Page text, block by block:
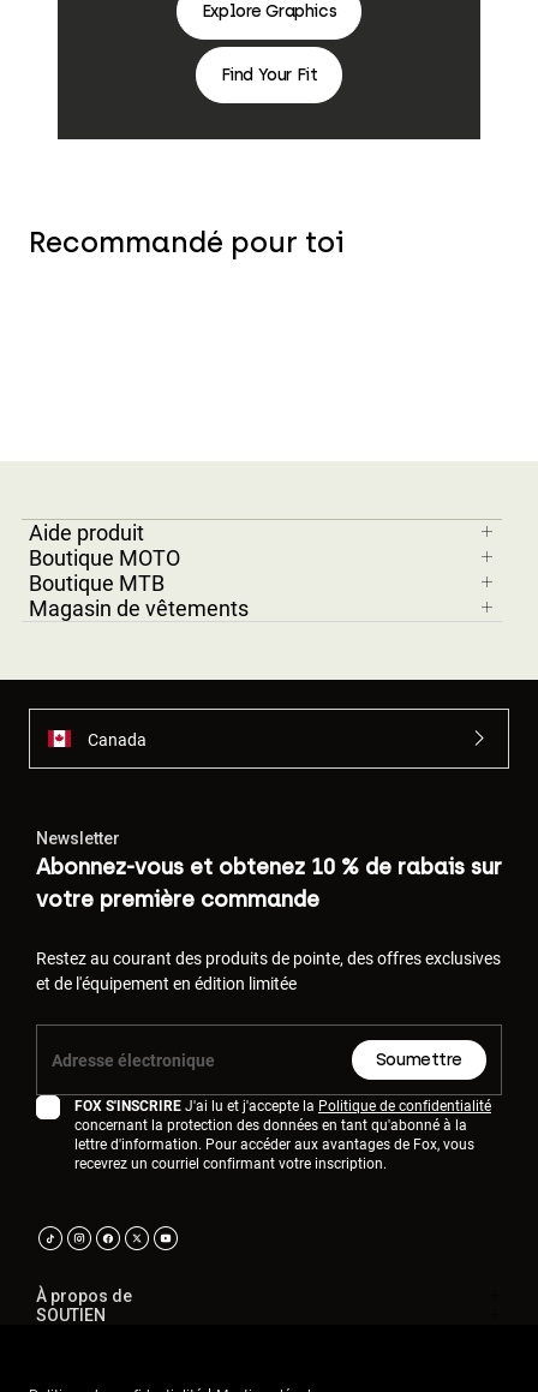
Explore Graphics
Find Your Fit
Recommandé pour toi
Aide produit
Boutique MOTO
Boutique MTB
Magasin de vêtements
Canada
Newsletter
Abonnez-vous et obtenez 10 % de rabais sur
votre première commande
Restez au courant des produits de pointe, des offres exclusives
et de l'équipement en édition limitée
Soumettre
FOX S'INSCRIREJ'ai lu et j'accepte la Politique de confidentialité
concernant la protection des données en tant qu'abonné à la
lettre d'information. Pour accéder aux avantages de Fox, vous
recevrez un courriel confirmant votre inscription.
À propos de
SOUTIEN